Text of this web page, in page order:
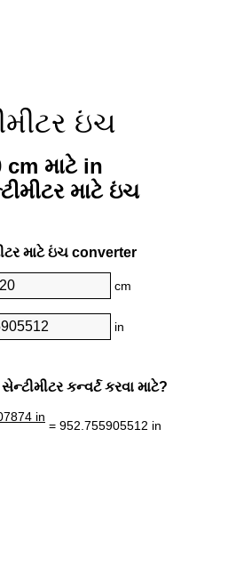
ઇંચ
cm માટે in
માટે ઇંચ
માટે ઇંચ converter
cm
in
કન્વર્ટ કરવા માટે?
in
= 952.755905512 in